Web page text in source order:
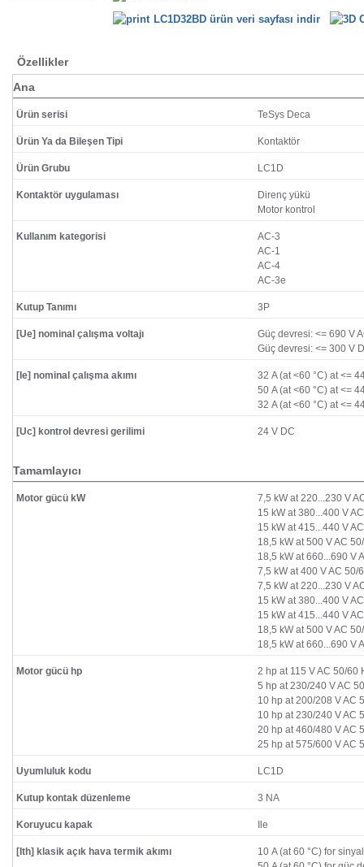
LC1D32BD ürün veri sayfası indir
Özellikler
Ana
Ürün serisi TeSys Deca
Ürün Ya da Bileşen Tipi Kontaktör
Ürün Grubu LC1D
Kontaktör uygulaması
Direnç yükü
Motor kontrol
Kullanım kategorisi
AC-3
AC-1
AC-4
AC-3e
Kutup Tanımı 3P
[Ue] nominal çalışma voltajı
Güç devresi: <= 690 V
Güç devresi: <= 300 V
[Ie] nominal çalışma akımı
32 A (at <60 °C) at <=
50 A (at <60 °C) at <=
32 A (at <60 °C) at <=
[Uc] kontrol devresi gerilimi 24 V DC
Tamamlayıcı
Motor gücü kW
7,5 kW at 220...230 V
15 kW at 380...400 V
15 kW at 415...440 V
18,5 kW at 500 V AC
18,5 kW at 660...690 V
7,5 kW at 400 V AC 50/
7,5 kW at 220...230 V
15 kW at 380...400 V
15 kW at 415...440 V
18,5 kW at 500 V AC
18,5 kW at 660...690 V
Motor gücü hp
2 hp at 115 V AC 50/60
5 hp at 230/240 V AC
10 hp at 200/208 V AC
10 hp at 230/240 V AC
20 hp at 460/480 V AC
25 hp at 575/600 V AC
Uyumluluk kodu LC1D
Kutup kontak düzenleme 3 NA
Koruyucu kapak Ile
[Ith] klasik açık hava termik akımı
10 A (at 60 °C) for